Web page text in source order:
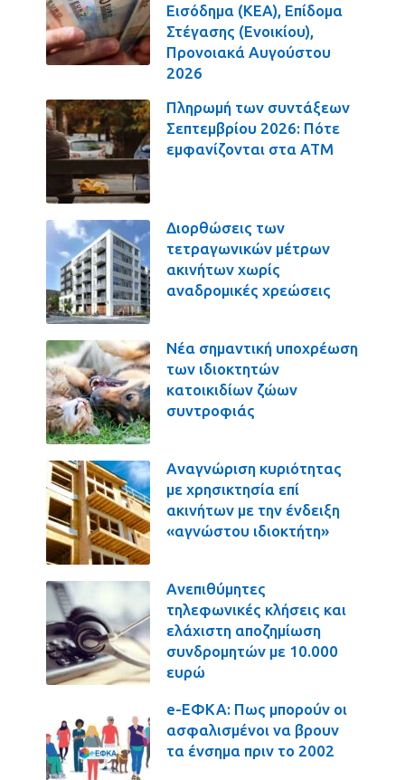
Εισόδημα (ΚΕΑ), Επίδομα
Στέγασης (Ενοικίου),
Προνοιακά Αυγούστου
2026
Πληρωμή των συντάξεων
Σεπτεμβρίου 2026: Πότε
εμφανίζονται στα ΑΤΜ
Διορθώσεις των
τετραγωνικών μέτρων
ακινήτων χωρίς
αναδρομικές χρεώσεις
Νέα σημαντική υποχρέωση
των ιδιοκτητών
κατοικιδίων ζώων
συντροφιάς
Αναγνώριση κυριότητας
με χρησικτησία επί
ακινήτων με την ένδειξη
«αγνώστου ιδιοκτήτη»
Ανεπιθύμητες
τηλεφωνικές κλήσεις και
ελάχιστη αποζημίωση
συνδρομητών με 10.000
ευρώ
e-ΕΦΚΑ: Πως μπορούν οι
ασφαλισμένοι να βρουν
τα ένσημα πριν το 2002